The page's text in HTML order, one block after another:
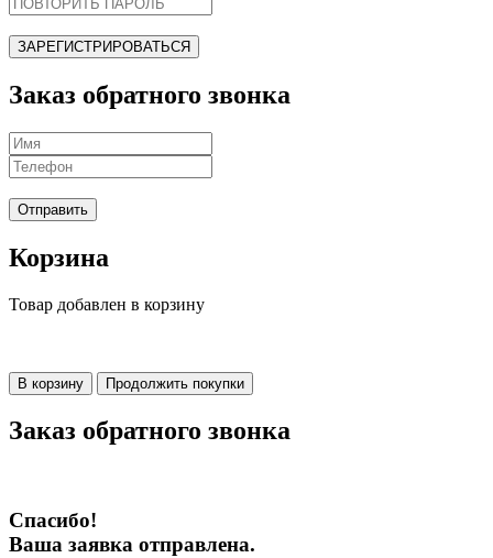
ЗАРЕГИСТРИРОВАТЬСЯ
Заказ обратного звонка
Отправить
Корзина
Товар добавлен в корзину
В корзину Продолжить покупки
Заказ обратного звонка
Спасибо!
Ваша заявка отправлена.